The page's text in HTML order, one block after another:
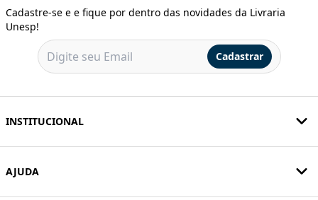
Cadastre-se e e fique por dentro das novidades da Livraria
Unesp!
Cadastrar
INSTITUCIONAL
AJUDA